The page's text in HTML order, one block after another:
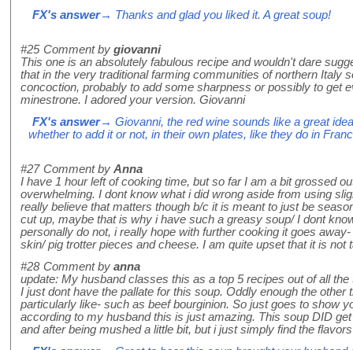
FX's answer→ Thanks and glad you liked it. A great soup!
#25 Comment by giovanni
This one is an absolutely fabulous recipe and wouldn't dare
that in the very traditional farming communities of northern Italy
concoction, probably to add some sharpness or possibly to get
minestrone. I adored your version. Giovanni
FX's answer→ Giovanni, the red wine sounds like a great
whether to add it or not, in their own plates, like they do in
#27 Comment by Anna
I have 1 hour left of cooking time, but so far I am a bit grossed
overwhelming. I dont know what i did wrong aside from using
really believe that matters though b/c it is meant to just be
cut up, maybe that is why i have such a greasy soup/ I dont
personally do not, i really hope with further cooking it goes
skin/ pig trotter pieces and cheese. I am quite upset that it is not
#28 Comment by anna
update: My husband classes this as a top 5 recipes out of all
I just dont have the pallate for this soup. Oddly enough the other
particularly like- such as beef bourginion. So just goes to show
according to my husband this is just amazing. This soup DID
and after being mushed a little bit, but i just simply find the